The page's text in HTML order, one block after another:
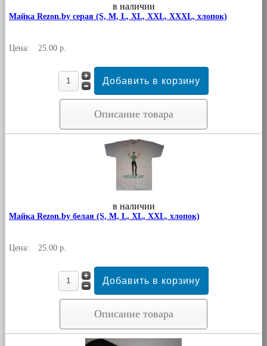
в наличии
Майка Rezon.by серая (S, M, L, XL, XXL, XXXL, хлопок)
Цена: 25.00 р.
Описание товара
в наличии
Майка Rezon.by белая (S, M, L, XL, XXL, хлопок)
Цена: 25.00 р.
Описание товара